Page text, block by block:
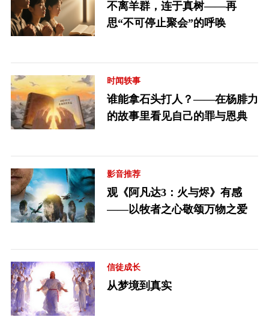
不离羊群，连于真树——再
思“不可停止聚会”的呼唤
时闻轶事
谁能拿石头打人？——在杨腓力
的故事里看见自己的罪与恩典
影音推荐
观《阿凡达3：火与烬》有感
——以牧者之心敬颂万物之爱
信徒成长
从梦境到真实